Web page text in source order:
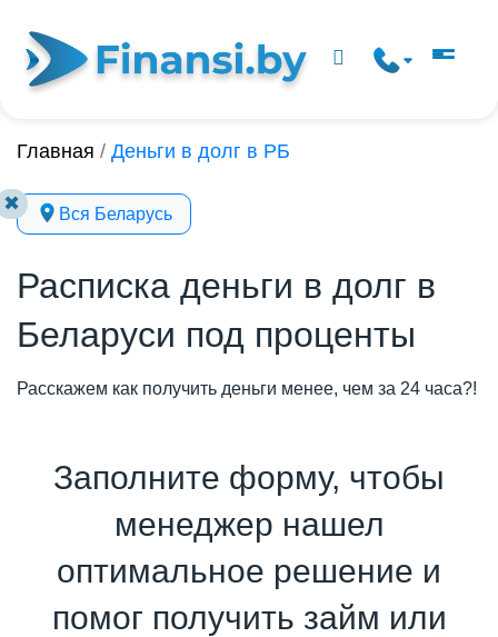
✖
Главная / Деньги в долг в РБ
Вся Беларусь
Расписка деньги в долг в
Беларуси под проценты
Расскажем как получить деньги менее, чем за 24 часа?!
Заполните форму, чтобы
менеджер нашел
оптимальное решение и
помог получить займ или